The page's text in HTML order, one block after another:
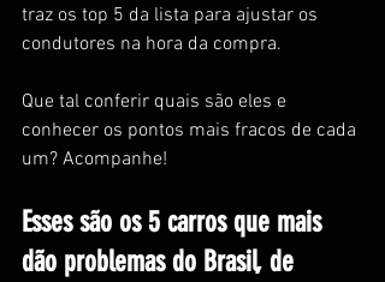
traz os top 5 da lista para ajustar os
condutores na hora da compra.
Que tal conferir quais são eles e
conhecer os pontos mais fracos de cada
um? Acompanhe!
Esses são os 5 carros que mais
dão problemas do Brasil, de